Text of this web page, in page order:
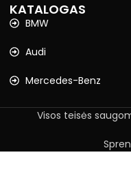
KATALOGAS
BMW
Audi
Mercedes-Benz
Visos teisės